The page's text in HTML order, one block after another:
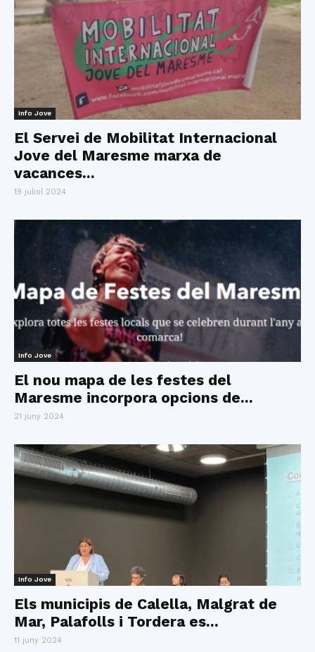
Info Jove
El Servei de Mobilitat Internacional
Jove del Maresme marxa de
vacances...
19 juliol 2024
Info Jove
El nou mapa de les festes del
Maresme incorpora opcions de...
21 juny 2024
Info Jove
Els municipis de Calella, Malgrat de
Mar, Palafolls i Tordera es...
11 juny 2024